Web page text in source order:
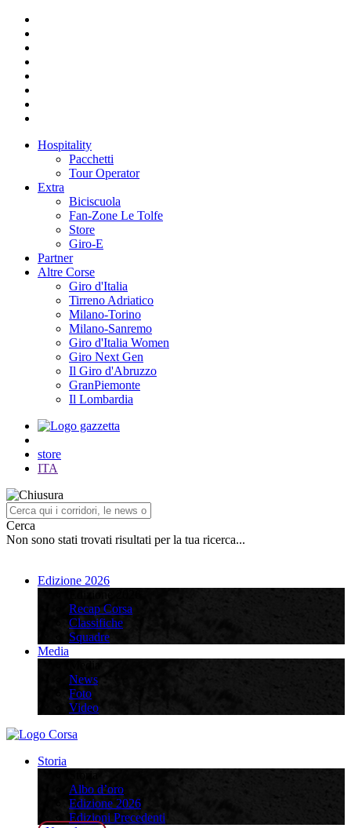
Hospitality
Pacchetti
Tour Operator
Extra
Biciscuola
Fan-Zone Le Tolfe
Store
Giro-E
Partner
Altre Corse
Giro d'Italia
Tirreno Adriatico
Milano-Torino
Milano-Sanremo
Giro d'Italia Women
Giro Next Gen
Il Giro d'Abruzzo
GranPiemonte
Il Lombardia
store
ITA
Cerca
Non sono stati trovati risultati per la tua ricerca...
Edizione 2026
Recap Corsa
Classifiche
Squadre
Media
News
Foto
Video
Storia
Albo d’oro
Edizione 2026
Edizioni Precedenti